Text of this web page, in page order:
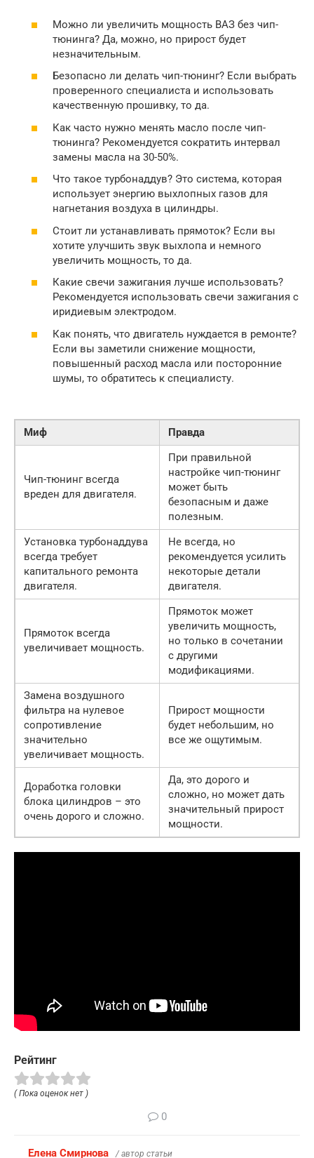
Можно ли увеличить мощность ВАЗ без чип-
тюнинга? Да, можно, но прирост будет
незначительным.
Безопасно ли делать чип-тюнинг? Если выбрать
проверенного специалиста и использовать
качественную прошивку, то да.
Как часто нужно менять масло после чип-
тюнинга? Рекомендуется сократить интервал
замены масла на 30-50%.
Что такое турбонаддув? Это система, которая
использует энергию выхлопных газов для
нагнетания воздуха в цилиндры.
Стоит ли устанавливать прямоток? Если вы
хотите улучшить звук выхлопа и немного
увеличить мощность, то да.
Какие свечи зажигания лучше использовать?
Рекомендуется использовать свечи зажигания с
иридиевым электродом.
Как понять, что двигатель нуждается в ремонте?
Если вы заметили снижение мощности,
повышенный расход масла или посторонние
шумы, то обратитесь к специалисту.
Миф Правда
Чип-тюнинг всегда
вреден для двигателя.
При правильной
настройке чип-тюнинг
может быть
безопасным и даже
полезным.
Установка турбонаддува
всегда требует
капитального ремонта
двигателя.
Не всегда, но
рекомендуется усилить
некоторые детали
двигателя.
Прямоток всегда
увеличивает мощность.
Прямоток может
увеличить мощность,
но только в сочетании
с другими
модификациями.
Замена воздушного
фильтра на нулевое
сопротивление
значительно
увеличивает мощность.
Прирост мощности
будет небольшим, но
все же ощутимым.
Доработка головки
блока цилиндров – это
очень дорого и сложно.
Да, это дорого и
сложно, но может дать
значительный прирост
мощности.
Рейтинг
( Пока оценок нет )
0
Елена Смирнова / автор статьи